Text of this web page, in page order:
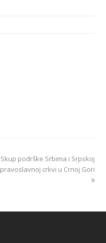
Skup podrške Srbima i Srpskoj
pravoslavnoj crkvi u Crnoj Gori